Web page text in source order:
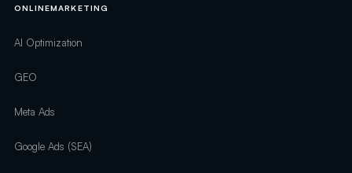
ONLINEMARKETING
AI Optimization
GEO
Meta Ads
Google Ads (SEA)